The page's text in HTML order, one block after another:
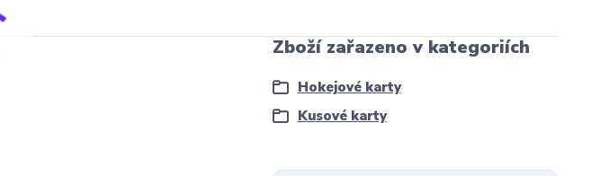
Zboží zařazeno v kategoriích
Hokejové karty
Kusové karty